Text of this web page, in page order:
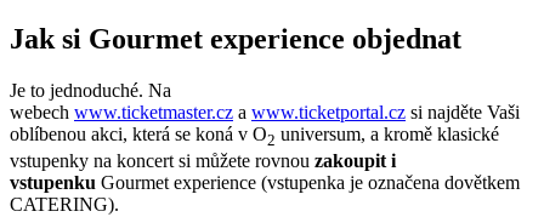
Jak si Gourmet experience objednat
Je to jednoduché. Na
webech www.ticketmaster.cz a www.ticketportal.cz si najděte Vaši
oblíbenou akci, která se koná v O2 universum, a kromě klasické
vstupenky na koncert si můžete rovnou zakoupit i
vstupenku Gourmet experience (vstupenka je označena dovětkem
CATERING).